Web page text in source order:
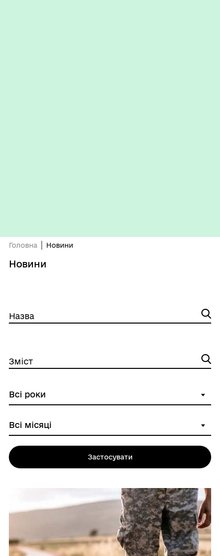
Головна Новини
Новини
Назва
Зміст
Застосувати